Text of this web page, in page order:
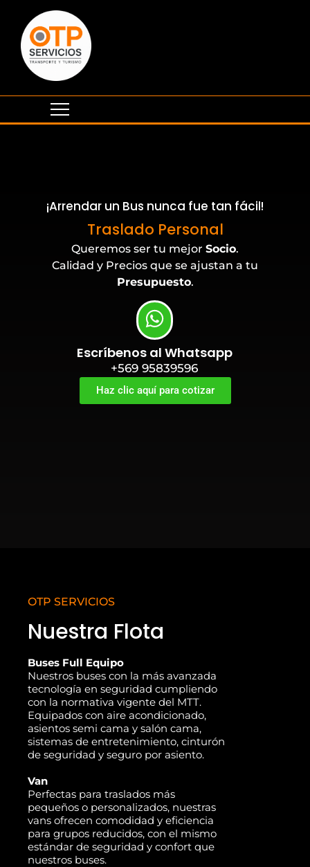
¡Arrendar un Bus nunca fue tan fácil!
Traslado Personal
Eventos Corporativos
Queremos ser tu mejor Socio.
Calidad y Precios que se ajustan a tu
Presupuesto.
Escríbenos al Whatsapp
+569 95839596
Haz clic aquí para cotizar
OTP SERVICIOS
Nuestra Flota
Buses Full Equipo
Nuestros buses con la más avanzada
tecnología en seguridad cumpliendo
con la normativa vigente del MTT.
Equipados con aire acondicionado,
asientos semi cama y salón cama,
sistemas de entretenimiento, cinturón
de seguridad y seguro por asiento.
Van
Perfectas para traslados más
pequeños o personalizados, nuestras
vans ofrecen comodidad y eficiencia
para grupos reducidos, con el mismo
estándar de seguridad y confort que
nuestros buses.